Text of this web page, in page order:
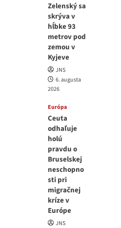
Zelenský sa
skrýva v
hĺbke 93
metrov pod
zemou v
Kyjeve
JNS
6. augusta
2026
Európa
Ceuta
odhaľuje
holú
pravdu o
Bruselskej
neschopno
sti pri
migračnej
kríze v
Európe
JNS